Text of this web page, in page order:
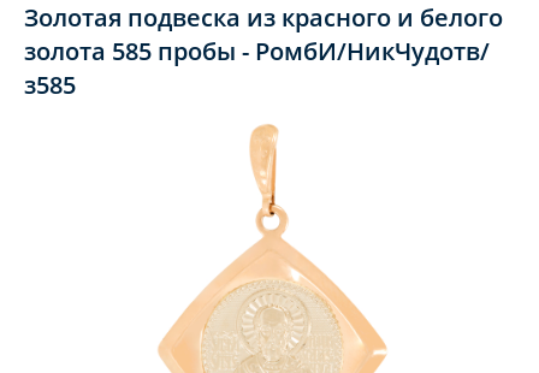
Золотая подвеска из красного и белого
золота 585 пробы - РомбИ/НикЧудотв/
з585